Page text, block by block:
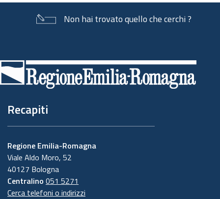
Non hai trovato quello che cerchi ?
di
pagina
Recapiti
Regione Emilia-Romagna
Viale Aldo Moro, 52
40127 Bologna
Centralino 051 5271
Cerca telefoni o indirizzi